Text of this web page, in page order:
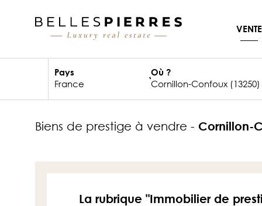
VENTE
Pays Où ?
biens de prestige à vendre - Cornillon-
La rubrique "Immobilier de